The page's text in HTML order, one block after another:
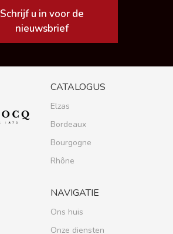
Schrijf u in voor de
nieuwsbrief
CATALOGUS
Elzas
Bordeaux
Bourgogne
Rhône
NAVIGATIE
Ons huis
Onze diensten